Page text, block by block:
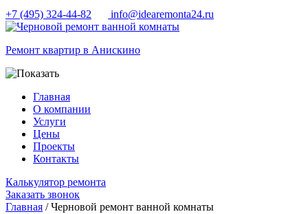
+7 (495) 324-44-82 info@idearemonta24.ru
Ремонт квартир в Анискино
Главная
О компании
Услуги
Цены
Проекты
Контакты
Калькулятор ремонта
Заказать звонок
Главная / Черновой ремонт ванной комнаты